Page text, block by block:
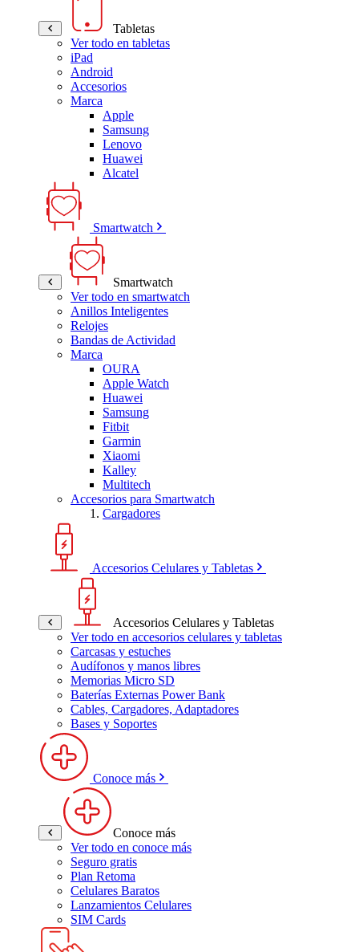
Tabletas
Ver todo en tabletas
iPad
Android
Accesorios
Marca
Apple
Samsung
Lenovo
Huawei
Alcatel
Smartwatch
Smartwatch
Ver todo en smartwatch
Anillos Inteligentes
Relojes
Bandas de Actividad
Marca
OURA
Apple Watch
Huawei
Samsung
Fitbit
Garmin
Xiaomi
Kalley
Multitech
Accesorios para Smartwatch
Cargadores
Accesorios Celulares y Tabletas
Accesorios Celulares y Tabletas
Ver todo en accesorios celulares y tabletas
Carcasas y estuches
Audífonos y manos libres
Memorias Micro SD
Baterías Externas Power Bank
Cables, Cargadores, Adaptadores
Bases y Soportes
Conoce más
Conoce más
Ver todo en conoce más
Seguro gratis
Plan Retoma
Celulares Baratos
Lanzamientos Celulares
SIM Cards